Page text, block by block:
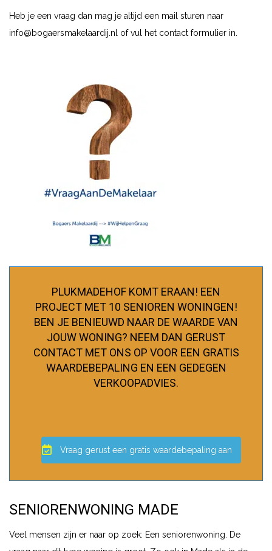
Heb je een vraag dan mag je altijd een mail sturen naar
info@bogaersmakelaardij.nl
of vul het contact formulier in.
PLUKMADEHOF KOMT ERAAN! EEN
PROJECT MET 10 SENIOREN WONINGEN!
BEN JE BENIEUWD NAAR DE WAARDE VAN
JOUW WONING? NEEM DAN GERUST
CONTACT MET ONS OP VOOR EEN GRATIS
WAARDEBEPALING EN EEN GEDEGEN
VERKOOPADVIES.
Vraag gerust een gratis waardebepaling aan
SENIORENWONING MADE
Veel mensen zijn er naar op zoek: Een seniorenwoning. De